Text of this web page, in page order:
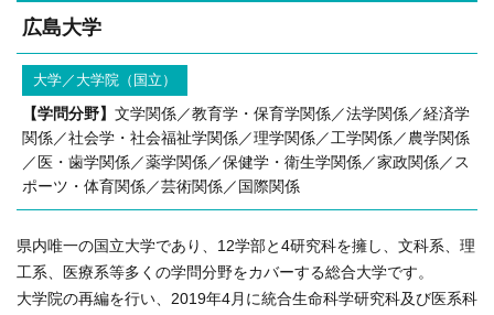
広島大学
大学／大学院（国立）
【学問分野】 文学関係／教育学・保育学関係／法学関係／経済学
関係／社会学・社会福祉学関係／理学関係／工学関係／農学関係
／医・歯学関係／薬学関係／保健学・衛生学関係／家政関係／ス
ポーツ・体育関係／芸術関係／国際関係
県内唯一の国立大学であり、12学部と4研究科を擁し、文科系、理
工系、医療系等多くの学問分野をカバーする総合大学です。
大学院の再編を行い、2019年4月に統合生命科学研究科及び医系科